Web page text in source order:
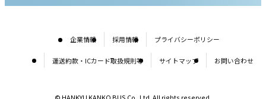
企業情報 採用情報 プライバシーポリシー
運送約款・ICカード取扱規則等 サイトマップ お問い合わせ